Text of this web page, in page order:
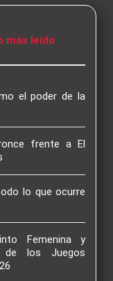
más leído
el poder de la
frente a El
lo que ocurre
Femenina y
de los Juegos